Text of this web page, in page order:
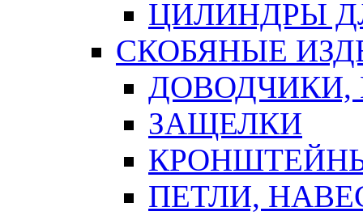
ЦИЛИНДРЫ
СКОБЯНЫЕ
ЗАЩЕЛКИ
ПЕТЛИ,